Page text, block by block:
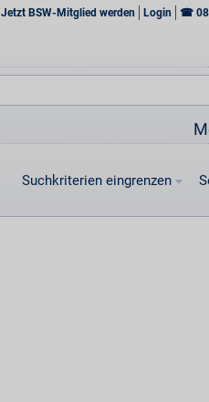
Jetzt BSW-Mitglied werden Login ☎
Suchkriterien eingrenzen